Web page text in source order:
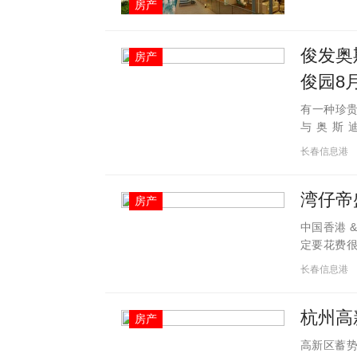
房产
房产
俊发奥
俊园8
有一种珍
与奥斯
长春信息港
房产 湾仔
中国香港
定要花费
全部套房
长春信息港
房产 杭州
高新区蓄